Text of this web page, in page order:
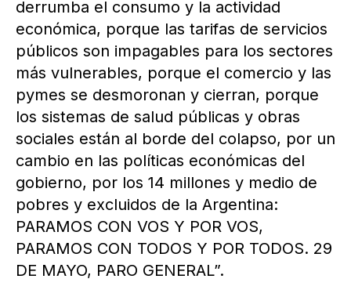
derrumba el consumo y la actividad
económica, porque las tarifas de servicios
públicos son impagables para los sectores
más vulnerables, porque el comercio y las
pymes se desmoronan y cierran, porque
los sistemas de salud públicas y obras
sociales están al borde del colapso, por un
cambio en las políticas económicas del
gobierno, por los 14 millones y medio de
pobres y excluidos de la Argentina:
PARAMOS CON VOS Y POR VOS,
PARAMOS CON TODOS Y POR TODOS. 29
DE MAYO, PARO GENERAL”.